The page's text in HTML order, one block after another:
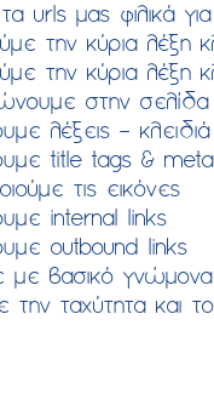
urls μας φιλικά
την κύρια λέξη
την κύρια λέξη
στην σελίδα
λέξεις –
title tags &
τις εικόνες
internal links
outbound links
με βασικό γνώμονα
την ταχύτητα και